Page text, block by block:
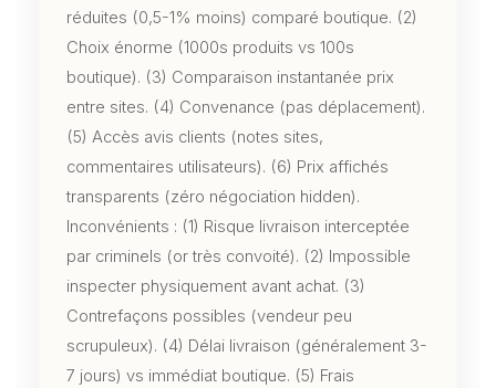
réduites (0,5-1% moins) comparé boutique. (2)
Choix énorme (1000s produits vs 100s
boutique). (3) Comparaison instantanée prix
entre sites. (4) Convenance (pas déplacement).
(5) Accès avis clients (notes sites,
commentaires utilisateurs). (6) Prix affichés
transparents (zéro négociation hidden).
Inconvénients : (1) Risque livraison interceptée
par criminels (or très convoité). (2) Impossible
inspecter physiquement avant achat. (3)
Contrefaçons possibles (vendeur peu
scrupuleux). (4) Délai livraison (généralement 3-
7 jours) vs immédiat boutique. (5) Frais